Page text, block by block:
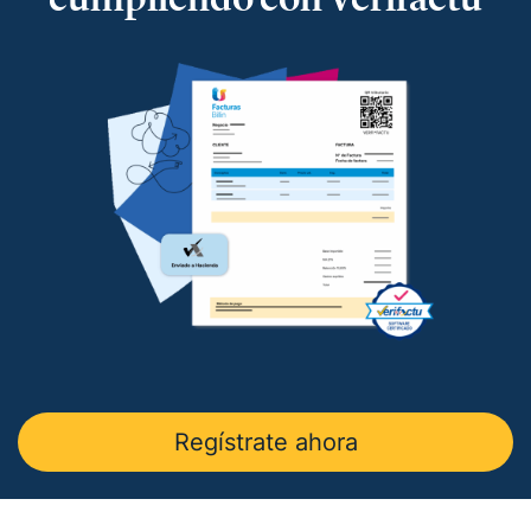
— Charla sobre factura electrónica obligatoria en
Autónomos y Emprendedores
— Entrevista sobre Ley Antifraude y Ley Crea y
Expansión .
— Entrevista sobre Ley Antifraude y Ley Crea y
La Razón.
— Entrevista sobre factura electrónica obligatoria
— Entrevista en
— Entrevista en Ideas para tu empresa de
Vodafone.
Regístrate ahora